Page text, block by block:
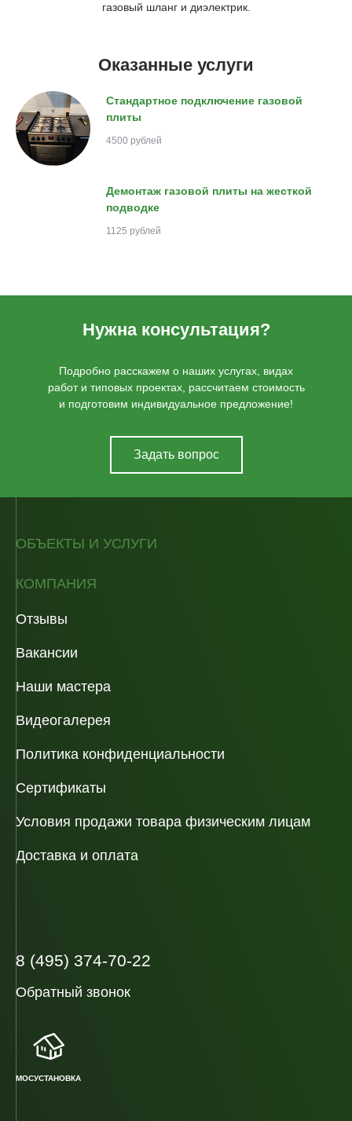
газовый шланг и диэлектрик.
Оказанные услуги
Стандартное подключение газовой
плиты
4500 рублей
Демонтаж газовой плиты на жесткой
подводке
1125 рублей
Нужна консультация?
Подробно расскажем о наших услугах, видах
работ и типовых проектах, рассчитаем стоимость
и подготовим индивидуальное предложение!
Задать вопрос
ОБЪЕКТЫ И УСЛУГИ
КОМПАНИЯ
Отзывы
Вакансии
Наши мастера
Видеогалерея
Политика конфиденциальности
Сертификаты
Условия продажи товара физическим лицам
Доставка и оплата
8 (495) 374-70-22
Обратный звонок
МОСУСТАНОВКА